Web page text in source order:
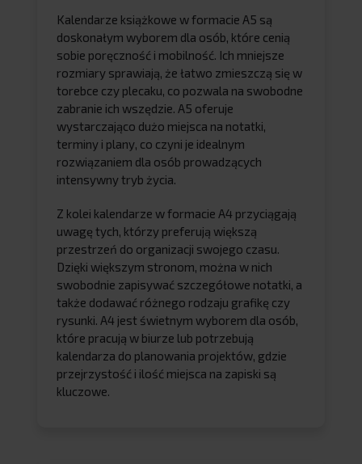
Kalendarze książkowe w formacie A5 są
doskonałym wyborem dla osób, które cenią
sobie poręczność i mobilność. Ich mniejsze
rozmiary sprawiają, że łatwo zmieszczą się w
torebce czy plecaku, co pozwala na swobodne
zabranie ich wszędzie. A5 oferuje
wystarczająco dużo miejsca na notatki,
terminy i plany, co czyni je idealnym
rozwiązaniem dla osób prowadzących
intensywny tryb życia.
Z kolei kalendarze w formacie A4 przyciągają
uwagę tych, którzy preferują większą
przestrzeń do organizacji swojego czasu.
Dzięki większym stronom, można w nich
swobodnie zapisywać szczegółowe notatki, a
także dodawać różnego rodzaju grafikę czy
rysunki. A4 jest świetnym wyborem dla osób,
które pracują w biurze lub potrzebują
kalendarza do planowania projektów, gdzie
przejrzystość i ilość miejsca na zapiski są
kluczowe.